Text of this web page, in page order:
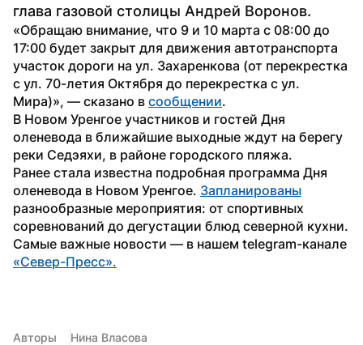
глава газовой столицы Андрей Воронов.
«Обращаю внимание, что 9 и 10 марта с 08:00 до
17:00 будет закрыт для движения автотранспорта
участок дороги на ул. Захаренкова (от перекрестка
с ул. 70-летия Октября до перекрестка с ул.
Мира)», — сказано в сообщении.
В Новом Уренгое участников и гостей Дня
оленевода в ближайшие выходные ждут на берегу
реки Седэяхи, в районе городского пляжа.
Ранее стала известна подробная программа Дня
оленевода в Новом Уренгое. Запланированы
разнообразные мероприятия: от спортивных
«Север-Пресс».
Авторы Нина Власова